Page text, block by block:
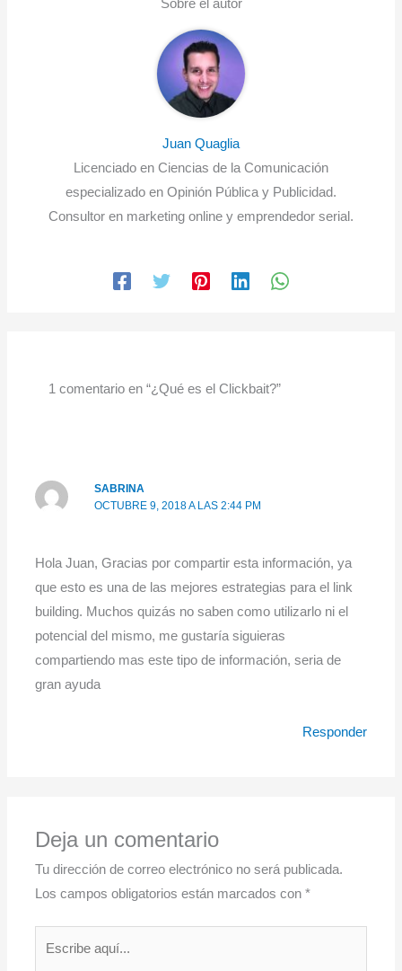
Sobre el autor
Juan Quaglia
Licenciado en Ciencias de la Comunicación
especializado en Opinión Pública y Publicidad.
Consultor en marketing online y emprendedor serial.
1 comentario en “¿Qué es el Clickbait?”
SABRINA
OCTUBRE 9, 2018 A LAS 2:44 PM
Hola Juan, Gracias por compartir esta información, ya
que esto es una de las mejores estrategias para el link
building. Muchos quizás no saben como utilizarlo ni el
potencial del mismo, me gustaría siguieras
compartiendo mas este tipo de información, seria de
gran ayuda
Responder
Deja un comentario
Tu dirección de correo electrónico no será publicada.
Los campos obligatorios están marcados con*